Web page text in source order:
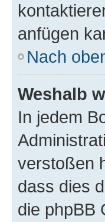
anfügen
Nach
Weshalb
In jedem
verstoßen
dass dies
die phpBB